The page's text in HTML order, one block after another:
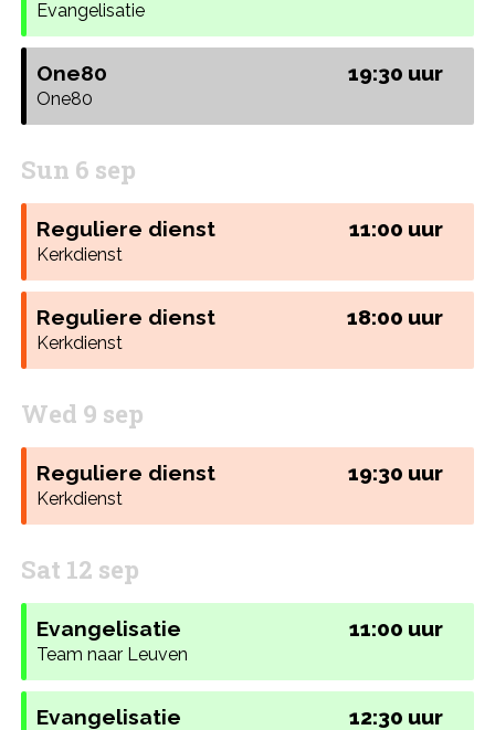
Evangelisatie
One80 19:30 uur
One80
Sun 6 sep
Reguliere dienst 11:00 uur
Kerkdienst
Reguliere dienst 18:00 uur
Kerkdienst
Wed 9 sep
Reguliere dienst 19:30 uur
Kerkdienst
Sat 12 sep
Evangelisatie 11:00 uur
Team naar Leuven
Evangelisatie 12:30 uur